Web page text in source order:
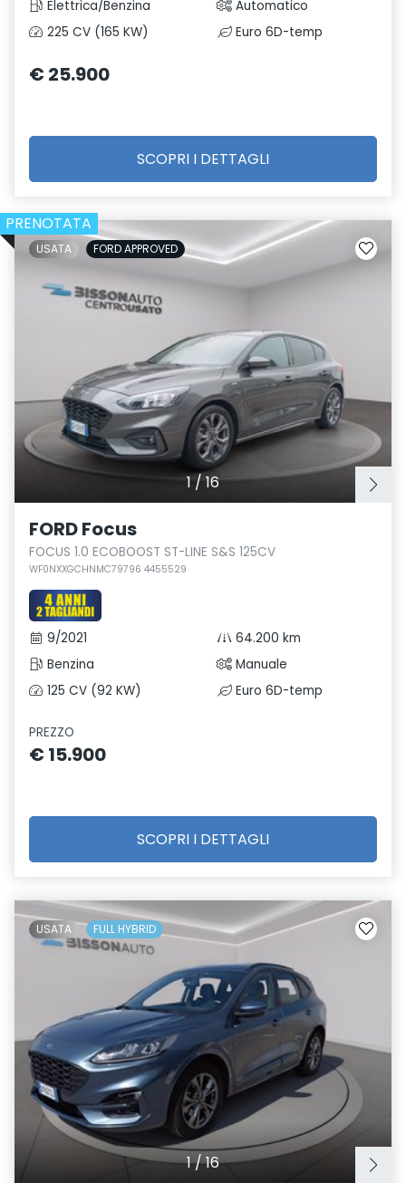
Elettrica/Benzina
Automatico
225 CV (165 KW)
Euro 6D-temp
€ 25.900
SCOPRI I DETTAGLI
PRENOTATA
1/16
USATA FORD APPROVED
FORD Focus
FOCUS 1.0 ECOBOOST ST-LINE S&S 125CV
WF0NXXGCHNMC79796 4455529
9/2021
64.200 km
Benzina
Manuale
125 CV (92 KW)
Euro 6D-temp
PREZZO
€ 15.900
SCOPRI I DETTAGLI
1/16
USATA FULL HYBRID